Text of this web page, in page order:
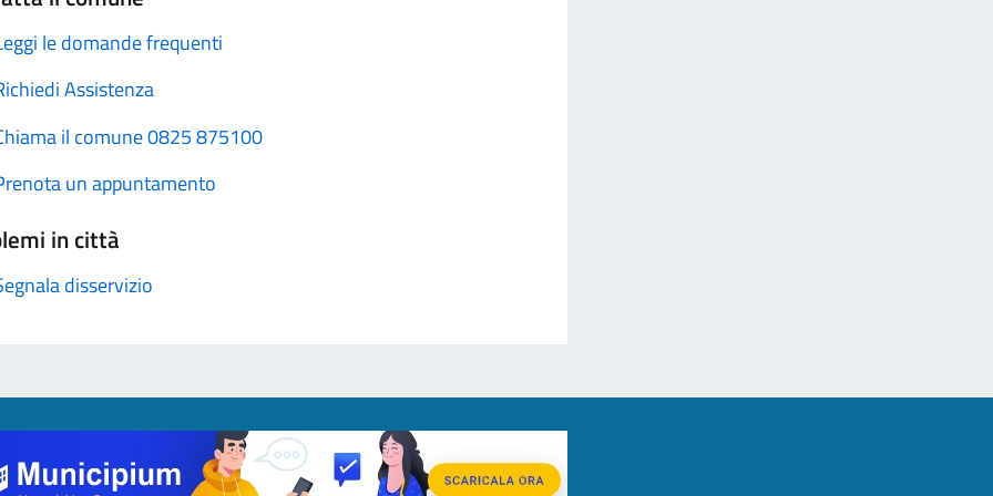
le domande frequenti
Assistenza
il comune 0825 875100
un appuntamento
in città
disservizio